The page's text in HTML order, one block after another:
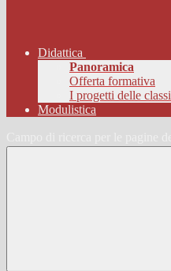
Didattica
Panoramica
Offerta formativa
I progetti delle classi
Modulistica